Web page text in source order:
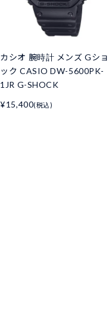
カシオ 腕時計 メンズ Gショ
ック CASIO DW-5600PK-
1JR G-SHOCK
¥15,400(税込)